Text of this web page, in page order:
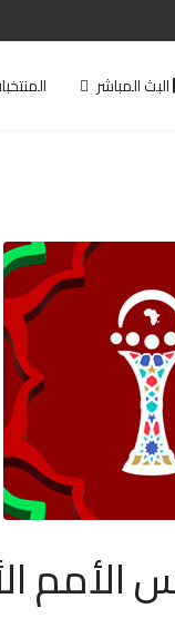
البث المباشر
الأمم